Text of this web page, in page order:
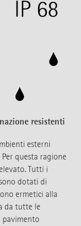
resistenti
esterni
questa ragione
Tutti i
dotati di
ermetici alla
da tutte le
pavimento